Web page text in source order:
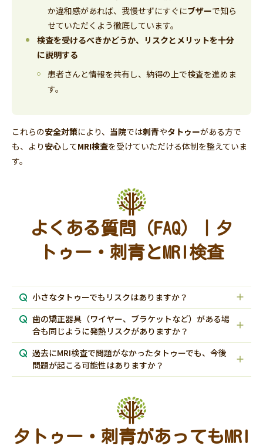
か違和感があれば、我慢せずにすぐにブザーで知ら
せていただくよう徹底しています。
検査を受けるべきかどうか、リスクとメリットを十分
に説明する
患者さんと情報を共有し、納得の上で検査を進めま
す。
これらの安全対策により、 当院では刺青やタトゥーがある方で
も、より 安心してMRI検査を受けていただける体制を整えていま
す。
よくある質問（FAQ）｜タ
トゥー・刺青とMRI検査
小さなタトゥーでもリスクはありますか？
歯の矯正器具（ワイヤー、ブラケットなど）がある場
合も同じように発熱リスクがありますか？
過去にMRI検査で問題がなかったタトゥーでも、今後
問題が起こる可能性はありますか？
タトゥー・刺青があってもMRI